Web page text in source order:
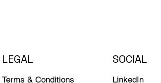
LEGAL
Terms & Conditions
SOCIAL
LinkedIn